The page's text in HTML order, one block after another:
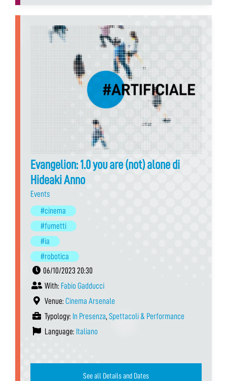
Evangelion: 1.0 you are (not) alone di
Hideaki Anno
Events
#cinema
#fumetti
#ia
#robotica
06/10/2023 20:30
With: Fabio Gadducci
Venue: Cinema Arsenale
Typology: In Presenza, Spettacoli & Performance
Language: Italiano
See all Details and Dates